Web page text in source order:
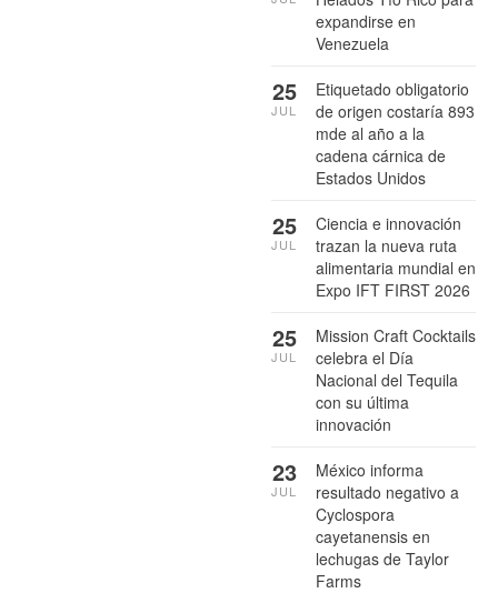
expandirse en
Venezuela
Etiquetado obligatorio
de origen costaría 893
mde al año a la
cadena cárnica de
Estados Unidos
25
JUL
Ciencia e innovación
trazan la nueva ruta
alimentaria mundial en
Expo IFT FIRST 2026
25
JUL
Mission Craft Cocktails
celebra el Día
Nacional del Tequila
con su última
innovación
25
JUL
México informa
resultado negativo a
Cyclospora
cayetanensis en
lechugas de Taylor
Farms
23
JUL